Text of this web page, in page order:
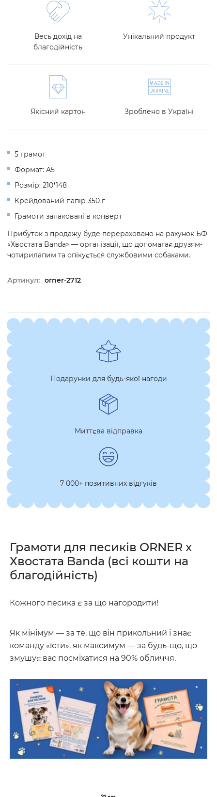
Весь дохід на
благодійність
Унікальний продукт
Якісний картон Зроблено в Україні
5 грамот
Формат: А5
Розмір: 210*148
Крейдований папір 350 г
Грамоти запаковані в конверт
Прибуток з продажу буде перераховано на рахунок БФ
«Хвостата Banda» — організації, що допомагає друзям-
чотирилапим та опікується службовими собаками.
Артикул: orner-2712
Подарунки для будь-якої нагоди
Миттєва відправка
7 000+ позитивних відгуків
Грамоти для песиків ORNER x
Хвостата Banda (всі кошти на
благодійність)
Кожного песика є за що нагородити!
Як мінімум — за те, що він прикольний і знає
команду «їсти», як максимум — за будь-що, що
змушує вас посміхатися на 90% обличчя.